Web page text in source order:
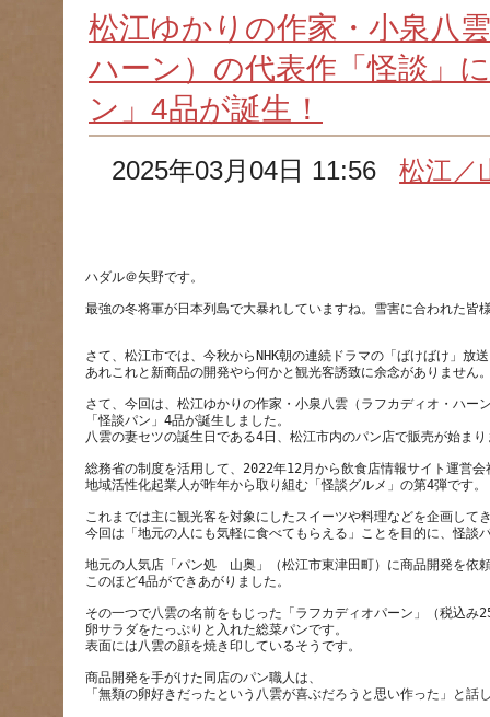
松江ゆかりの作家・小泉八
ハーン）の代表作「怪談」
ン」4品が誕生！
2025年03月04日 11:56松江／
最強の冬将軍が日本列島で大暴れしていますね。雪害に合われた皆
さて、松江市では、今秋からNHK朝の連続ドラマの「ばけばけ」放
さて、今回は、松江ゆかりの作家・小泉八雲（ラフカディオ・ハー
「怪談パン」4品が誕生しました。
総務省の制度を活用して、2022年12月から飲食店情報サイト運営
これまでは主に観光客を対象にしたスイーツや料理などを企画して
地元の人気店「パン処　山奥」（松江市東津田町）に商品開発を依
その一つで八雲の名前をもじった「ラフカディオパーン」（税込み
卵サラダをたっぷりと入れた総菜パンです。
商品開発を手がけた同店のパン職人は、